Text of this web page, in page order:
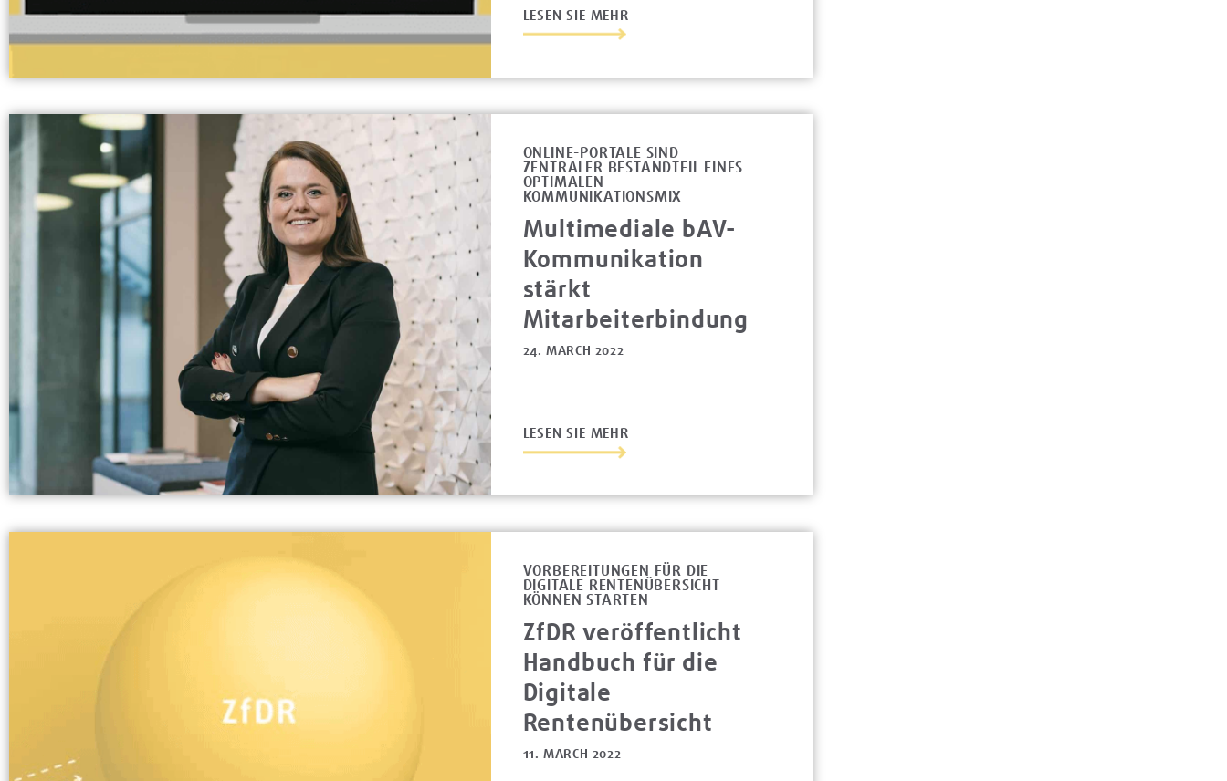
LESEN SIE MEHR
ONLINE-PORTALE SIND
ZENTRALER BESTANDTEIL EINES
OPTIMALEN
KOMMUNIKATIONSMIX
Multimediale bAV-
Kommunikation
stärkt
Mitarbeiterbindung
24. MARCH 2022
LESEN SIE MEHR
VORBEREITUNGEN FÜR DIE
DIGITALE RENTENÜBERSICHT
KÖNNEN STARTEN
ZfDR veröffentlicht
Handbuch für die
Digitale
Rentenübersicht
11. MARCH 2022